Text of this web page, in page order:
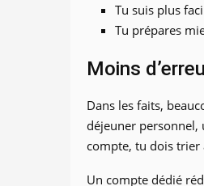
Tu suis plus
Tu prépares
Moins
Dans les faits,
déjeuner
compte, tu dois trier
Un compte dédié